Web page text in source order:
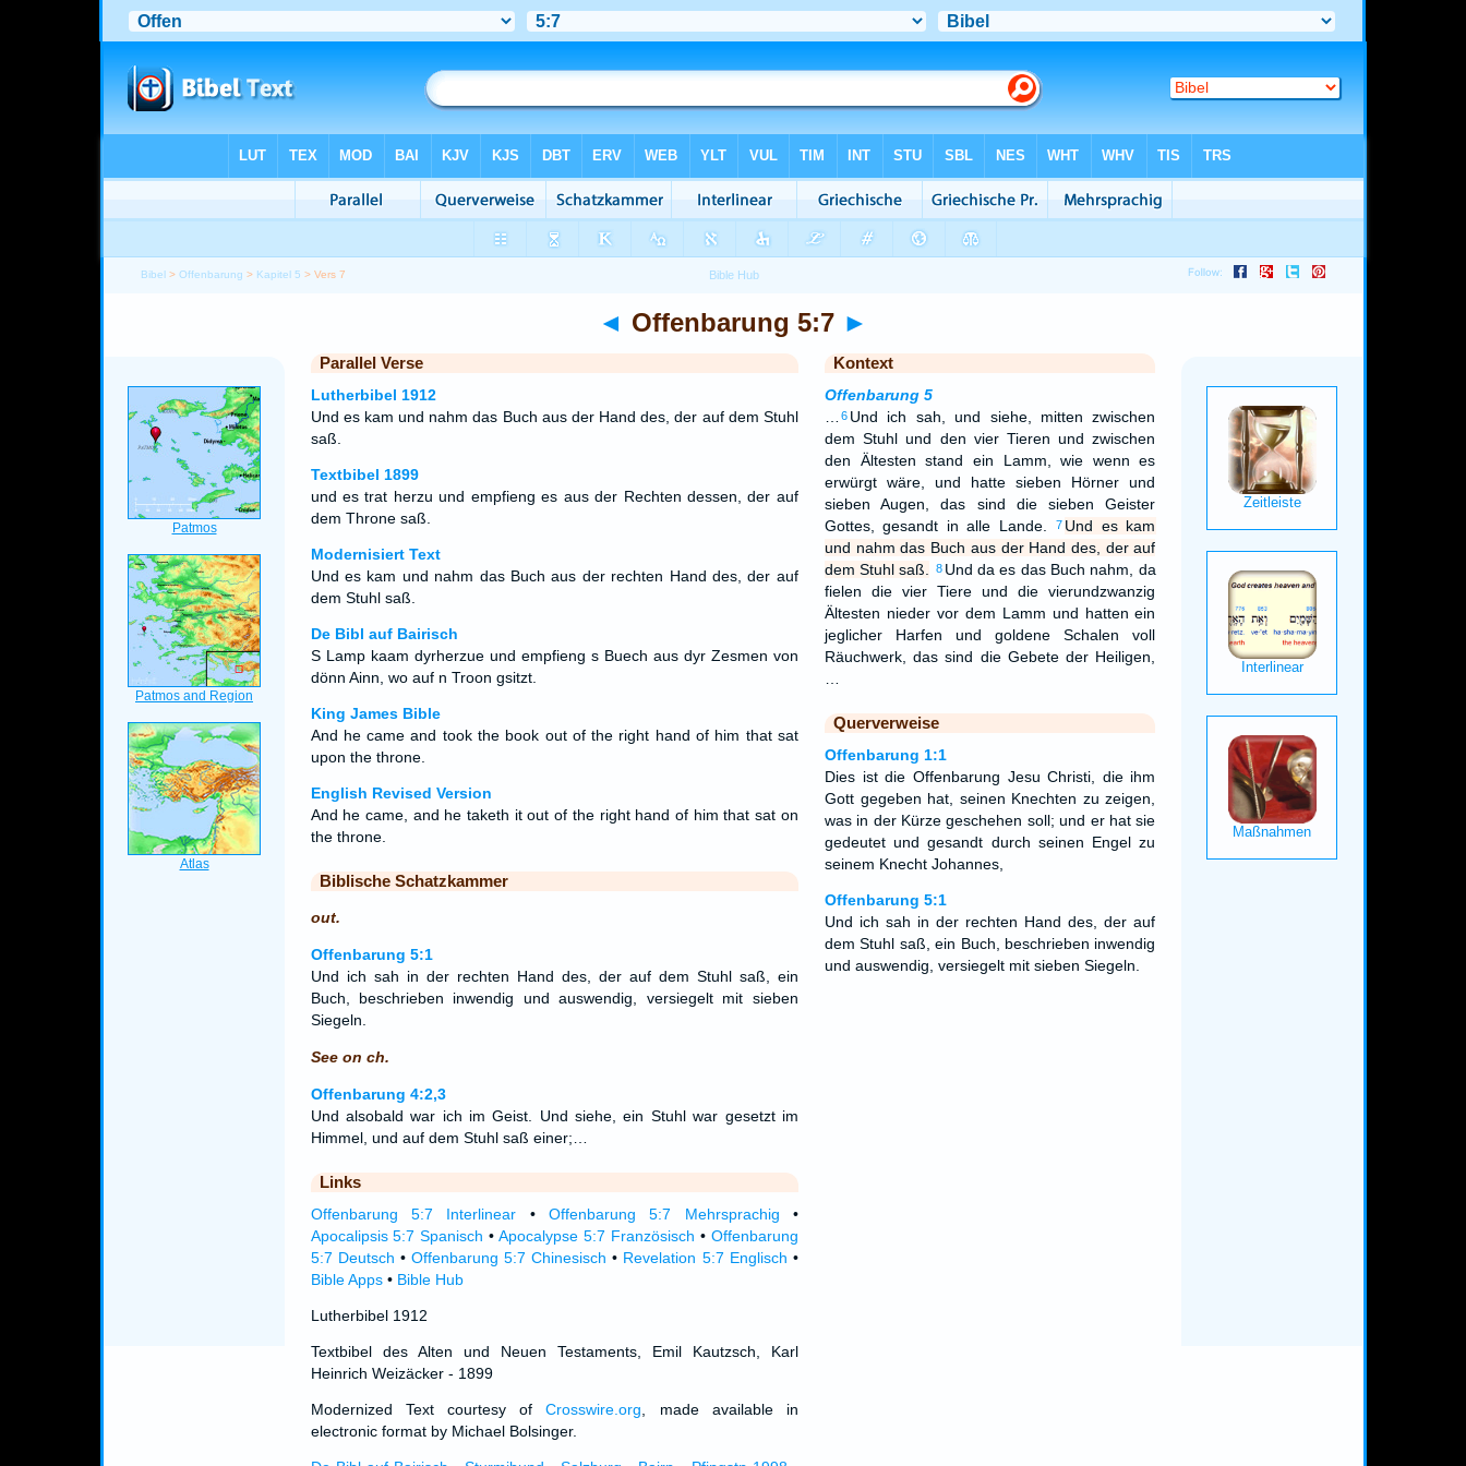
Bibel >Offenbarung > Kapitel 5 > Vers 7
◄ Offenbarung 5:7 ►
Parallel Verse
Lutherbibel 1912
Und es kam und nahm das Buch aus der Hand des, der auf dem Stuhl
saß.
Textbibel 1899
und es trat herzu und empfieng es aus der Rechten dessen, der auf
dem Throne saß.
Modernisiert Text
Und es kam und nahm das Buch aus der rechten Hand des, der auf
dem Stuhl saß.
De Bibl auf Bairisch
S Lamp kaam dyrherzue und empfieng s Buech aus dyr Zesmen von
dönn Ainn, wo auf n Troon gsitzt.
King James Bible
And he came and took the book out of the right hand of him that sat
upon the throne.
English Revised Version
And he came, and he taketh it out of the right hand of him that sat on
the throne.
Biblische Schatzkammer
out.
Offenbarung 5:1
Und ich sah in der rechten Hand des, der auf dem Stuhl saß, ein
Buch, beschrieben inwendig und auswendig, versiegelt mit sieben
Siegeln.
See on ch.
Offenbarung 4:2,3
Und alsobald war ich im Geist. Und siehe, ein Stuhl war gesetzt im
Himmel, und auf dem Stuhl saß einer;…
Links
Offenbarung 5:7 Interlinear • Offenbarung 5:7 Mehrsprachig •
Apocalipsis 5:7 Spanisch •Apocalypse 5:7 Französisch • Offenbarung
5:7 Deutsch • Offenbarung 5:7 Chinesisch • Revelation 5:7 Englisch •
Bible Apps• Bible Hub
Lutherbibel 1912
Textbibel des Alten und Neuen Testaments, Emil Kautzsch, Karl
Heinrich Weizäcker - 1899
Modernized Text courtesy ofCrosswire.org , made available in
electronic format by Michael Bolsinger.
Kontext
Offenbarung 5
6 Und ich sah, und siehe, mitten zwischen
dem Stuhl und den vier Tieren und zwischen
den Ältesten stand ein Lamm, wie wenn es
erwürgt wäre, und hatte sieben Hörner und
sieben Augen, das sind die sieben Geister
Gottes, gesandt in alle Lande.
7 Und es kam
und nahm das Buch aus der Hand des, der auf
dem Stuhl saß.
8 Und da es das Buch nahm, da
fielen die vier Tiere und die vierundzwanzig
Ältesten nieder vor dem Lamm und hatten ein
jeglicher Harfen und goldene Schalen voll
Räuchwerk, das sind die Gebete der Heiligen,
Querverweise
Offenbarung 1:1
Dies ist die Offenbarung Jesu Christi, die ihm
Gott gegeben hat, seinen Knechten zu zeigen,
was in der Kürze geschehen soll; und er hat sie
gedeutet und gesandt durch seinen Engel zu
seinem Knecht Johannes,
Offenbarung 5:1
Und ich sah in der rechten Hand des, der auf
dem Stuhl saß, ein Buch, beschrieben inwendig
und auswendig, versiegelt mit sieben Siegeln.